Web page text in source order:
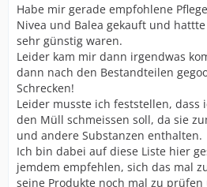
Habe mir gerade empfohlene
Nivea und Balea gekauft und
sehr günstig waren.
Leider kam mir dann irgendwas
dann nach den Bestandteilen
Schrecken!
Leider musste ich feststellen, dass
den Müll schmeissen soll, da sie
und andere Substanzen enthalten.
Ich bin dabei auf diese Liste hier
jemdem empfehlen, sich das mal
seine Produkte noch mal zu